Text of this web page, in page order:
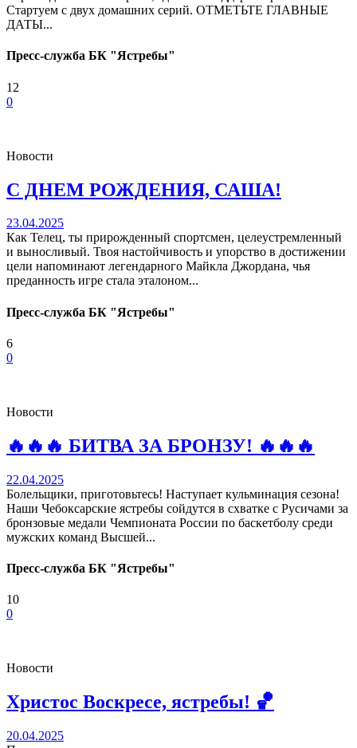
Стартуем с двух домашних серий. ОТМЕТЬТЕ ГЛАВНЫЕ
ДАТЫ...
Пресс-служба БК "Ястребы"
12
0
Новости
С ДНЕМ РОЖДЕНИЯ, САША!
23.04.2025
Как Телец, ты прирожденный спортсмен, целеустремленный
и выносливый. Твоя настойчивость и упорство в достижении
цели напоминают легендарного Майкла Джордана, чья
преданность игре стала эталоном...
Пресс-служба БК "Ястребы"
6
0
Новости
🔥🔥🔥 БИТВА ЗА БРОНЗУ! 🔥🔥🔥
22.04.2025
Болельщики, приготовьтесь! Наступает кульминация сезона!
Наши Чебоксарские ястребы сойдутся в схватке с Русичами за
бронзовые медали Чемпионата России по баскетболу среди
мужских команд Высшей...
Пресс-служба БК "Ястребы"
10
0
Новости
Христос Воскресе, ястребы! 🏀
20.04.2025